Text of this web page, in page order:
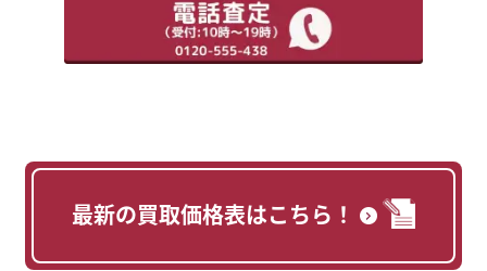
最新の買取価格表はこちら！